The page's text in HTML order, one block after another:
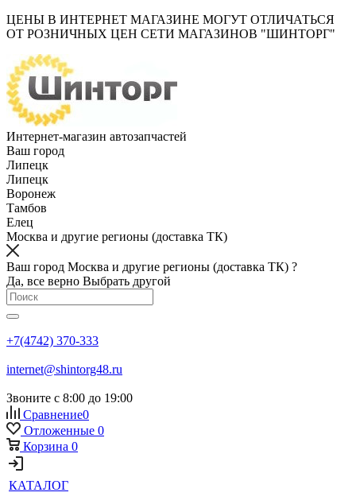
ЦЕНЫ В ИНТЕРНЕТ МАГАЗИНЕ МОГУТ ОТЛИЧАТЬСЯ
ОТ РОЗНИЧНЫХ ЦЕН СЕТИ МАГАЗИНОВ "ШИНТОРГ"
Интернет-магазин автозапчастей
Ваш город
Липецк
Липецк
Воронеж
Тамбов
Елец
Москва и другие регионы (доставка ТК)
Ваш город Москва и другие регионы (доставка ТК) ?
Да, все верно Выбрать другой
+7(4742) 370-333
internet@shintorg48.ru
Звоните с 8:00 до 19:00
Сравнение0
Отложенные 0
Корзина 0
КАТАЛОГ